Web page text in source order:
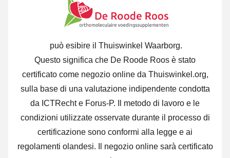
può esibire il Thuiswinkel Waarborg.
Questo significa che De Roode Roos è stato
certificato come negozio online da Thuiswinkel.org,
sulla base di una valutazione indipendente condotta
da ICTRecht e Forus-P. Il metodo di lavoro e le
condizioni utilizzate osservate durante il processo di
certificazione sono conformi alla legge e ai
regolamenti olandesi. Il negozio online sarà certificato